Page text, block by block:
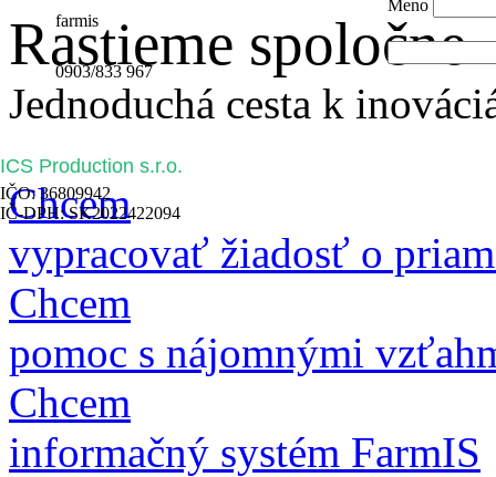
Rastieme spoločne
Jednoduchá cesta k
Chcem
vypracovať žiadosť o
Chcem
pomoc s nájomnými
Chcem
informačný systém FarmIS
farmis
0903/833 967
ICS Production s.r.o.
IČO: 36809942
IČ-DPH: SK2022422094
Meno